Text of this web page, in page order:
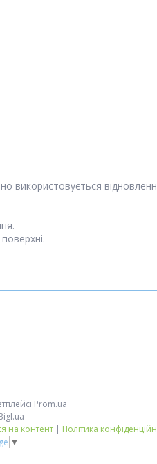
використовується
Prom.ua
на контент | Політика
▼